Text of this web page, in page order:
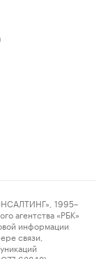
1995–
агентства «РБК»
информации
связи,